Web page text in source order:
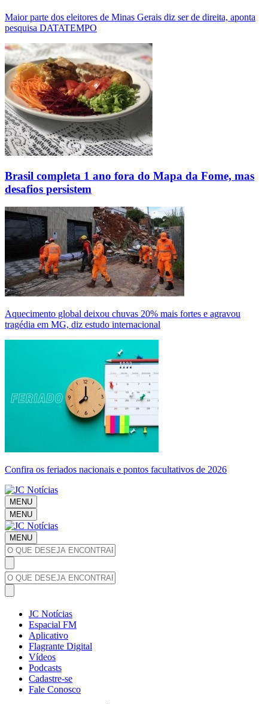
Maior parte dos eleitores de Minas Gerais diz ser de direita, aponta
pesquisa DATATEMPO
Brasil completa 1 ano fora do Mapa da Fome, mas
desafios persistem
Aquecimento global deixou chuvas 20% mais fortes e agravou
tragédia em MG, diz estudo internacional
Confira os feriados nacionais e pontos facultativos de 2026
MENU
MENU
MENU
JC Notícias
Espacial FM
Aplicativo
Flagrante Digital
Vídeos
Podcasts
Cadastre-se
Fale Conosco